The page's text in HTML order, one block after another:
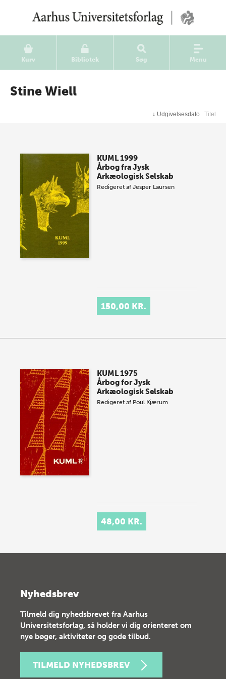
Kurv Bibliotek Søg Menu
Stine Wiell
↓ Udgivelsesdato Titel
KUML 1999
Årbog fra Jysk
Arkæologisk Selskab
Redigeret afJesper Laursen
150,00 KR.
KUML 1975
Årbog for Jysk
Arkæologisk Selskab
Redigeret af Poul Kjærum
48,00 KR.
Nyhedsbrev
Tilmeld dig nyhedsbrevet fra Aarhus
Universitetsforlag, så holder vi dig orienteret om
nye bøger, aktiviteter og gode tilbud.
TILMELD NYHEDSBREV